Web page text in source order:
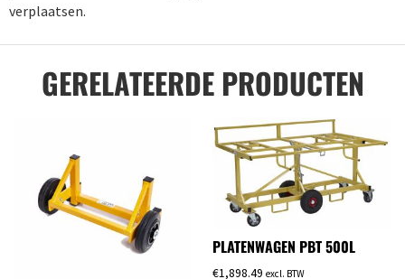
verplaatsen.
GERELATEERDE PRODUCTEN
PLATENWAGEN PBT 500L
€1,898.49 excl. BTW